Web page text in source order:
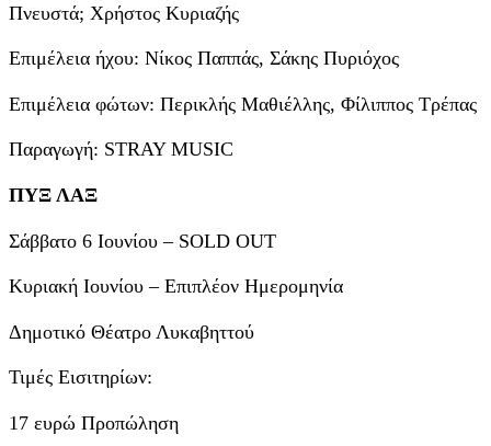
Πνευστά; Χρήστος Κυριαζής
Επιμέλεια ήχου: Νίκος Παππάς, Σάκης Πυριόχος
Επιμέλεια φώτων: Περικλής Μαθιέλλης, Φίλιππος Τρέπας
Παραγωγή: STRAY MUSIC
ΠΥΞ ΛΑΞ
Σάββατο 6 Ιουνίου – SOLD OUT
Κυριακή Ιουνίου – Επιπλέον Ημερομηνία
Δημοτικό Θέατρο Λυκαβηττού
Τιμές Εισιτηρίων:
17 ευρώ Προπώληση